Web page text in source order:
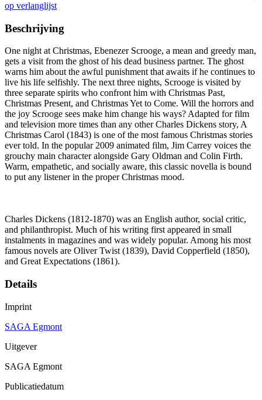
op verlanglijst
Beschrijving
One night at Christmas, Ebenezer Scrooge, a mean and greedy man,
gets a visit from the ghost of his dead business partner. The ghost
warns him about the awful punishment that awaits if he continues to
live his life selfishly. The next three nights, Scrooge is visited by
three separate spirits who confront him with Christmas Past,
Christmas Present, and Christmas Yet to Come. Will the horrors and
the joy Scrooge sees make him change his ways? Adapted for film
and television more times than any other Charles Dickens story, A
Christmas Carol (1843) is one of the most famous Christmas stories
ever told. In the popular 2009 animated film, Jim Carrey voices the
grouchy main character alongside Gary Oldman and Colin Firth.
Warm, empathetic, and socially aware, this classic novella is bound
to put any listener in the proper Christmas mood.
Charles Dickens (1812-1870) was an English author, social critic,
and philanthropist. Much of his writing first appeared in small
instalments in magazines and was widely popular. Among his most
famous novels are Oliver Twist (1839), David Copperfield (1850),
and Great Expectations (1861).
Details
Imprint
SAGA Egmont
Uitgever
SAGA Egmont
Publicatiedatum